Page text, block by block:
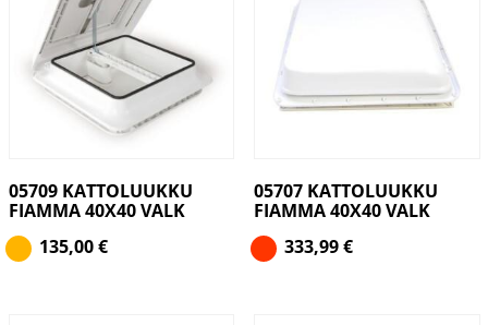
05709 KATTOLUUKKU
FIAMMA 40X40 VALK
135,00€
05707 KATTOLUUKKU
FIAMMA 40X40 VALK
333,99€